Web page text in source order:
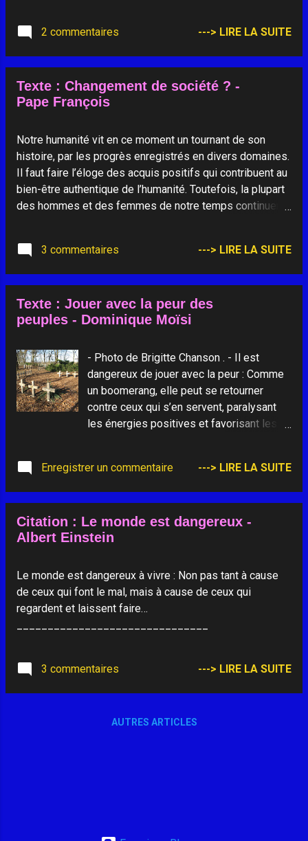
2 commentaires ---> LIRE LA SUITE
Texte : Changement de société ? -
Pape François
Notre humanité vit en ce moment un tournant de son
histoire, par les progrès enregistrés en divers domaines.
Il faut faire l’éloge des acquis positifs qui contribuent au
bien-être authentique de l’humanité. Toutefois, la plupart
des hommes et des femmes de notre temps continuent
saisissent les cœurs de nombreuses personnes même
dans les pays dits riches ; la joie de vivre s’amenuise ;
l’indécence et la violence prennent de l’ampleur ; et la
pauvreté devient plus criante. Il faut lutter pour vivre, et
pour vivre souvent indignement. L’une des causes de la
entretenons avec l’argent, et dans notre acceptation de
son empire sur nos êtres et nos sociétés. L’origine
première de cette situation vient d’une profonde crise
anthropologique : la négation de la primauté de l’homme !
3 commentaires ---> LIRE LA SUITE
Texte : Jouer avec la peur des
peuples - Dominique Moïsi
- Photo de Brigitte Chanson . - Il est
dangereux de jouer avec la peur : Comme
un boomerang, elle peut se retourner
contre ceux qui s’en servent, paralysant
les énergies positives et favorisant les
Enregistrer un commentaire
---> LIRE LA SUITE
Citation : Le monde est dangereux -
Albert Einstein
Le monde est dangereux à vivre : Non pas tant à cause
de ceux qui font le mal, mais à cause de ceux qui
regardent et laissent faire…
3 commentaires ---> LIRE LA SUITE
AUTRES ARTICLES